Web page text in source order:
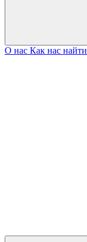
О нас Как нас найти